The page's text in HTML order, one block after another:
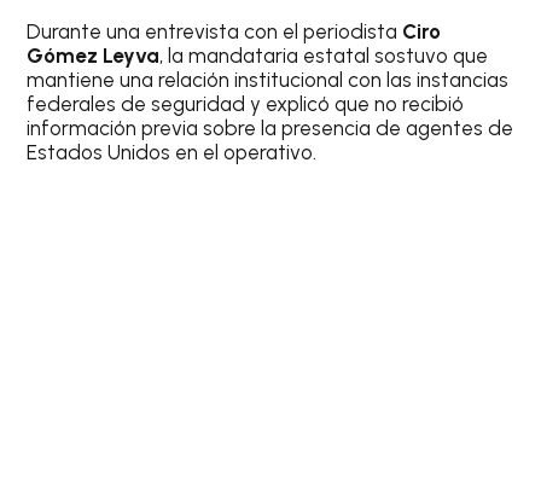
Durante una entrevista con el periodista Ciro
Gómez Leyva, la mandataria estatal sostuvo que
mantiene una relación institucional con las instancias
federales de seguridad y explicó que no recibió
información previa sobre la presencia de agentes de
Estados Unidos en el operativo.